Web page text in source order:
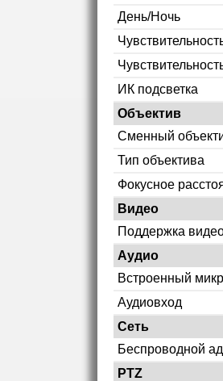
День/Ночь
ИК подсветка
Объектив
Сменный
Тип объектива
Фокусное
Видео
Поддержка
Аудио
Встроенный
Аудиовход
Сеть
Беспроводной
PTZ